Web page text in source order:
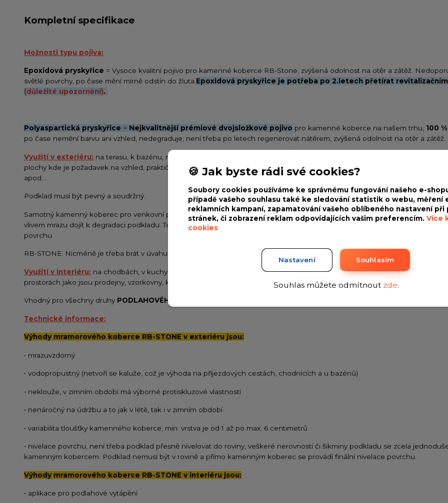
Kompletní specifikace
Možnosti typu pojiva:
Epoxidová pryskyřice = Vysoce kvalitní pojivo pro kamenné koberce RB-Stone, zvýšená odolnost na otěr a zátěž.
světlé povrchy, po čase mění mírně odstín do žluta. Epoxidová pryskyřice je potřeba po 2.letech přetírat
(důležité upozornění).
Polyaspartická pryskyřice = Nejkvalitnější prémiové dvojsložkové pojivo pro kamenné koberce na našem trhu, 100
po čase nemění barvu ani vzhled, nedegraduje, není třeba po letech regenerovat nátěrem, zvýšená odolnost na otěr a zátěž.
Využití v exteriéru: na terasu, k bazénu, na chodníky, dvůr, do altánu a pergol, na cesty a schody, okolo domů či na veškeré
plochy kde je požadavek na vzhled, praktičnost, trvanlivost a přírodní materiál. Podkladem můžou být staré / nové betony,
apod...
Podklad musí být pevný a soudržný.
Samotný kamenný koberec pro venkovní použití neřeší hydroizolaci například na střešní terase, či betonových
vlivem mrazu dojít k degradaci podkladu. Tento problém lze vyřešit použitím hydroizolace
RB-HYDROPUR
, která se aplikuje
povrchu
RB-STONE. Nicméně je třeba brát v úvahu rozsah a původní stav podkladu a dle toho zvolit vhodnou skladbu materiálu.
Využití v interiéru: na chodbách, v kuchyních, v koupelnách, zimních zahradách, wellness, garážích nebo také ve všech
prostorách jako jsou prodejny, vzorkovny, kanceláře, haly, restaurace, autosalony apod...
Vhodný pro všechny druhy PODLAHOVÉHO TOPENÍ
Technické informace:
Výhody mramorového koberce RB-STONE v exteriéru jsou:
• mrazuvzdorný
• vodopropustný (netvoří se kaluže, což je výhoda na příjezdových cestách, chodnících a u bazénů)
• neklouže, v zimním období má výborné protiskluzové vlastnosti
• nenáročný na údržbu a to jak v létě, tak i v zimním období
• variabilita tloušťky kamenného koberce, min. vrstva je od 1 až po max. 6 centimetrů
• nivelace povrchu, není třeba podklad přesně nivelovat do roviny, veškeré nerovnosti či šikminy podkladu se zcela
kamenným kobercem. Podklad nemusí být v rovině a přímo kamenným koberec se provádí finální nivelace povrchu.
Výhody mramorového koberce RB-STONE v interiéru jsou:
• aplikace pro podlahové vytápění
🍪 Jak byste rádi své cookies?
Soubory cookies používáme ke správnému fungování našeho e-
případě vašeho souhlasu také ke sledování statistik o webu,
reklamních kampaní, zapamatování vašeho oblíbeného nastavení při
stránek, či zobrazení reklam odpovídajících vašim preferencím. Více
cookies
Nastavení Souhlasím
Souhlas můžete odmítnout zde.